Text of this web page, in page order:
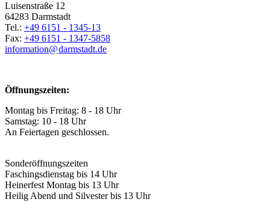
Luisenstraße 12
64283 Darmstadt
Tel.: +49 6151 - 1345-13
Fax: +49 6151 - 1347-5858
information@darmstadt.de
Öffnungszeiten:
Montag bis Freitag: 8 - 18 Uhr
Samstag: 10 - 18 Uhr
An Feiertagen geschlossen.
Sonderöffnungszeiten
Faschingsdienstag bis 14 Uhr
Heinerfest Montag bis 13 Uhr
Heilig Abend und Silvester bis 13 Uhr